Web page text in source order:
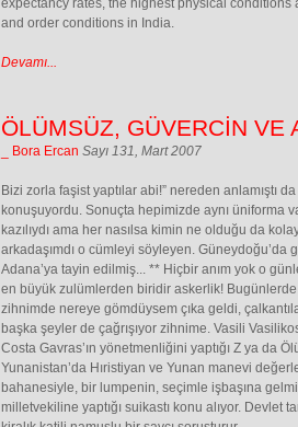
expectancy rates, the highest physical conditions
and order conditions in India.
Devamı...
ÖLÜMSÜZ, GÜVERCİN VE
_ Bora Ercan Sayı 131, Mart 2007
Bizi zorla faşist yaptılar abi!” nereden anlamıştı
konuşuyordu. Sonuçta hepimizde aynı üniforma
kazılıydı ama her nasılsa kimin ne olduğu da
arkadaşımdı o cümleyi söyleyen. Güneydoğu’da
Adana’ya tayin edilmiş... ** Hiçbir anım yok o
en büyük zulümlerden biridir askerlik! Bugünlerde
zihnimde nereye gömdüysem çıka geldi,
başka şeyler de çağrışıyor zihnime. Vasili
Costa Gavras’ın yönetmenliğini yaptığı Z ya da
Yunanistan’da Hıristiyan ve Yunan manevi
bahanesiyle, bir lumpenin, seçimle işbaşına
milletvekiline yaptığı suikastı konu alıyor. Devlet